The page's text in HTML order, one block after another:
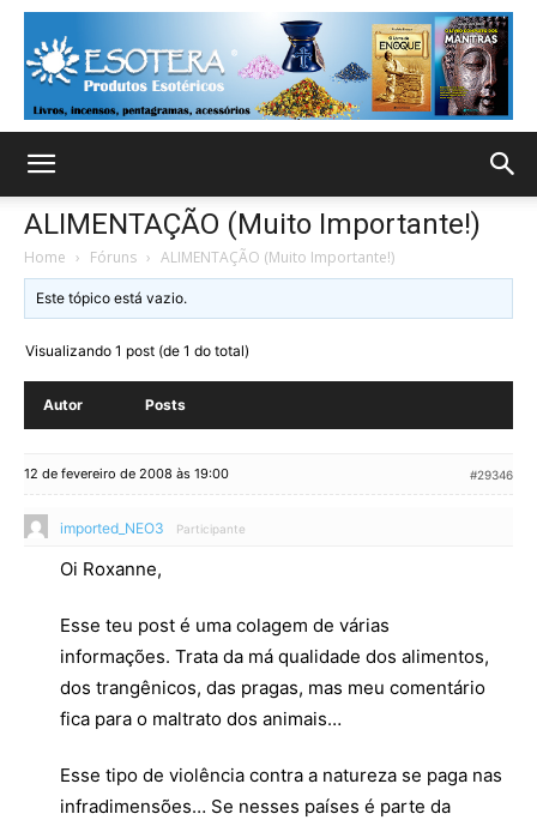
ALIMENTAÇÃO (Muito Importante!)
Home › Fóruns › ALIMENTAÇÃO (Muito Importante!)
Este tópico está vazio.
Visualizando 1 post (de 1 do total)
Autor Posts
12 de fevereiro de 2008 às 19:00 #29346
imported_NEO3 Participante
Oi Roxanne,
Esse teu post é uma colagem de várias
informações. Trata da má qualidade dos alimentos,
dos trangênicos, das pragas, mas meu comentário
fica para o maltrato dos animais…
Esse tipo de violência contra a natureza se paga nas
infradimensões… Se nesses países é parte da